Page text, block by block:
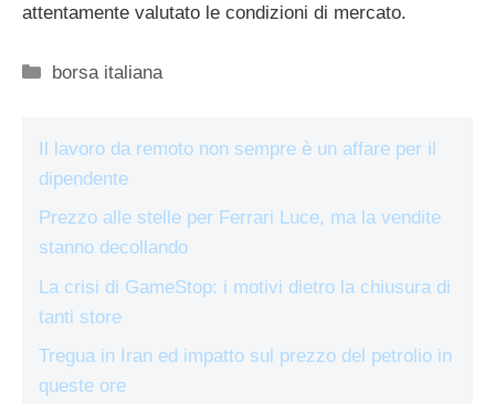
attentamente valutato le condizioni di mercato.
Categorie
borsa italiana
Il lavoro da remoto non sempre è un affare per il
dipendente
Prezzo alle stelle per Ferrari Luce, ma la vendite
stanno decollando
La crisi di GameStop: i motivi dietro la chiusura di
tanti store
Tregua in Iran ed impatto sul prezzo del petrolio in
queste ore